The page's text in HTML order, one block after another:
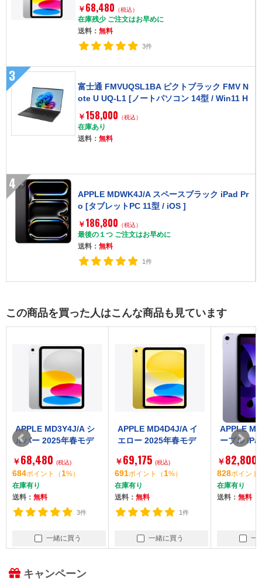
￥ 68,480 （税込）
在庫残少 ご注文はお早めに
送料：無料
3件
3
富士通 FMVUQSL1BA ピクトブラック FMV N
ote U UQ-L1 [ノートパソコン 14型 / Win11 H
ome / Office搭載オプション付き]
￥ 158,000 （税込）
在庫あり
送料：無料
4
APPLE MDWK4J/A スペースブラック iPad Pr
o [タブレットPC 11型 / iOS ]
￥ 186,800 （税込）
最後の１つ ご注文はお早めに
送料：無料
1件
この商品を買った人はこんな商品も見ています
APPLE MD3Y4J/A シ
ルバー 2025年春モデ
Fi 128GB]
￥68,480 (税込)
684ポイント （ 1%）
在庫有り
送料： 無料
3件
一緒に買う
APPLE MD4D4J/A イ
エロー 2025年春モデ
Fi 128GB]
￥69,175 (税込)
691ポイント （ 1%）
在庫有り
送料： 無料
1件
一緒に買う
APPLE
ープル
9型 / iOS /
ル /
￥82,800
828ポイント
在庫有り
送料： 無料
一
キャンペーン